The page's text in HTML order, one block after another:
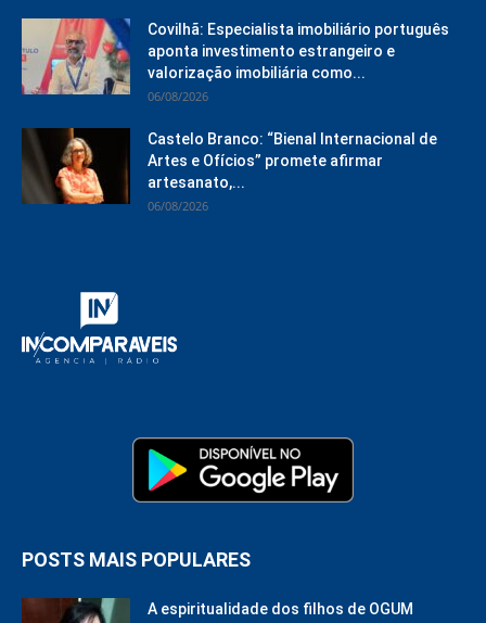
Covilhã: Especialista imobiliário português
aponta investimento estrangeiro e
valorização imobiliária como...
06/08/2026
Castelo Branco: “Bienal Internacional de
Artes e Ofícios” promete afirmar
artesanato,...
06/08/2026
POSTS MAIS POPULARES
A espiritualidade dos filhos de OGUM